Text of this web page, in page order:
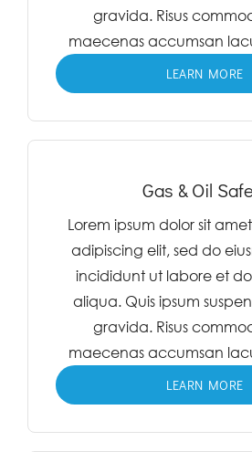
gravida. Risus
maecenas accumsan
LEARN MORE
Gas & Oil
Lorem ipsum dolor sit
adipiscing elit, sed do
incididunt ut labore et
aliqua. Quis ipsum
gravida. Risus
maecenas accumsan
LEARN MORE